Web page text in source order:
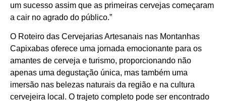
um sucesso assim que as primeiras cervejas começaram
a cair no agrado do público.”
O Roteiro das Cervejarias Artesanais nas Montanhas
Capixabas oferece uma jornada emocionante para os
amantes de cerveja e turismo, proporcionando não
apenas uma degustação única, mas também uma
imersão nas belezas naturais da região e na cultura
cervejeira local. O trajeto completo pode ser encontrado